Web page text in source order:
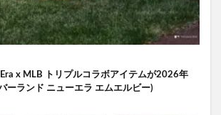
x MLB トリプルコラボアイテムが2026年
ーランド ニューエラ エムエルビー)